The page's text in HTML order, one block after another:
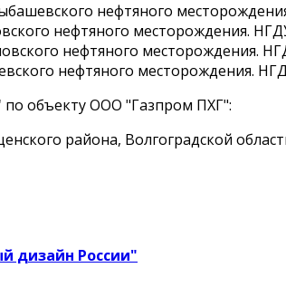
нефтяного
нефтяного месторождения.
нефтяного месторождения.
нефтяного месторождения.
по объектуООО "Газпром ПХГ":
района, Волгоградской
дизайн России"